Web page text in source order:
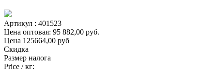
Артикул : 401523
Цена оптовая: 95 882,00 руб.
Цена 125664,00 руб
Скидка
Размер налога
Price / кг: